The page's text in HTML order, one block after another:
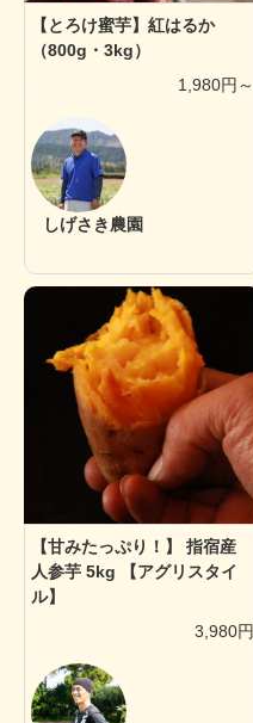
【とろけ蜜芋】紅はるか
（800g・3kg）
1,980円～
しげさき農園
【甘みたっぷり！】 指宿産
人参芋 5kg 【アグリスタイ
ル】
3,980円